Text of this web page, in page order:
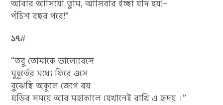
আবার আসিয়ো তুমি, আসিবার ইচ্ছা যদি হয়!–
পঁচিশ বছর পরে!”
১৭#
“তবু তোমাকে ভালোবেসে
মুহূর্তের মধ্যে ফিরে এসে
বুঝেছি অকূলে জেগে রয়
ঘড়ির সময়ে আর মহাকালে যেখানেই রাখি এ হৃদয় ।”